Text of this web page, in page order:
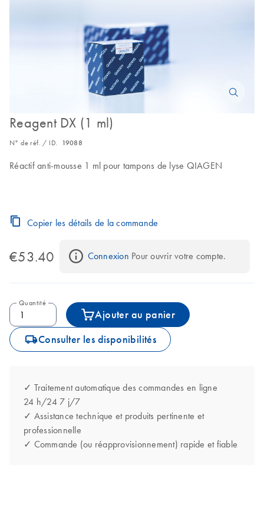
Reagent DX (1 ml)
N° de réf. / ID. 19088
Réactif anti-mousse 1 ml pour tampons de lyse QIAGEN
Copier les détails de la commande
€53.40 Connexion Pour ouvrir votre compte.
Quantité
Ajouter au panier
icon_0062_deliver-s Consulter les disponibilités
✓ Traitement automatique des commandes en ligne
24 h/24 7 j/7
✓ Assistance technique et produits pertinente et
professionnelle
✓ Commande (ou réapprovisionnement) rapide et fiable